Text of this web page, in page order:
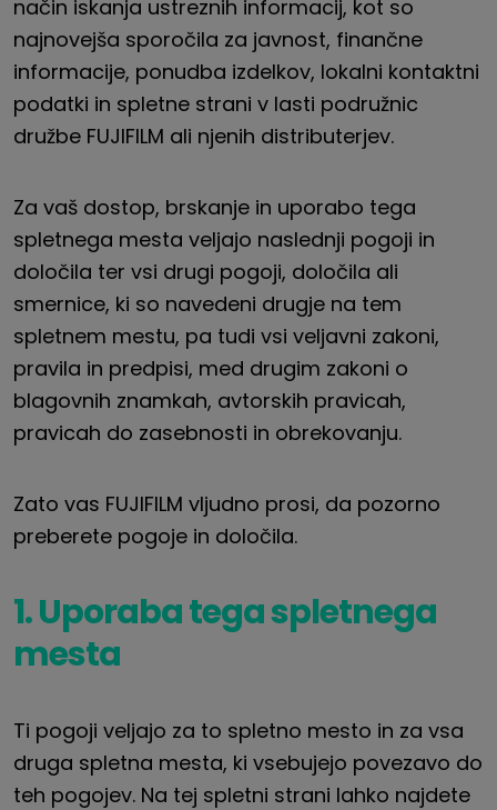
način iskanja ustreznih informacij, kot so
najnovejša sporočila za javnost, finančne
informacije, ponudba izdelkov, lokalni kontaktni
podatki in spletne strani v lasti podružnic
družbe FUJIFILM ali njenih distributerjev.
Za vaš dostop, brskanje in uporabo tega
spletnega mesta veljajo naslednji pogoji in
določila ter vsi drugi pogoji, določila ali
smernice, ki so navedeni drugje na tem
spletnem mestu, pa tudi vsi veljavni zakoni,
pravila in predpisi, med drugim zakoni o
blagovnih znamkah, avtorskih pravicah,
pravicah do zasebnosti in obrekovanju.
Zato vas FUJIFILM vljudno prosi, da pozorno
preberete pogoje in določila.
1. Uporaba tega spletnega
mesta
Ti pogoji veljajo za to spletno mesto in za vsa
druga spletna mesta, ki vsebujejo povezavo do
teh pogojev. Na tej spletni strani lahko najdete